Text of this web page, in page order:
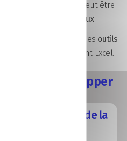
developper peut être
clients internationaux.
en mesure d’utiliser des outils
pack Office, notamment Excel.
developper
et Digitalisation de la